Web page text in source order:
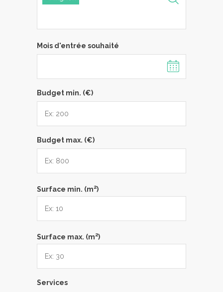
Mois d'entrée souhaité
Budget min. (€)
Budget max. (€)
Surface min. (m2)
Surface max. (m2)
Services